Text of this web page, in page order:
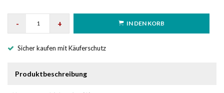
- + IN DEN KORB
Sicher kaufen mit Käuferschutz
Produktbeschreibung